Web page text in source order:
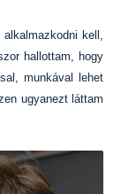
kell,
hallottam, hogy
munkával lehet
ugyanezt láttam